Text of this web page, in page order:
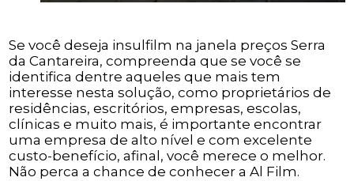
Se você deseja insulfilm na janela preços Serra
da Cantareira, compreenda que se você se
identifica dentre aqueles que mais tem
interesse nesta solução, como proprietários de
residências, escritórios, empresas, escolas,
clínicas e muito mais, é importante encontrar
uma empresa de alto nível e com excelente
custo-benefício, afinal, você merece o melhor.
Não perca a chance de conhecer a Al Film.